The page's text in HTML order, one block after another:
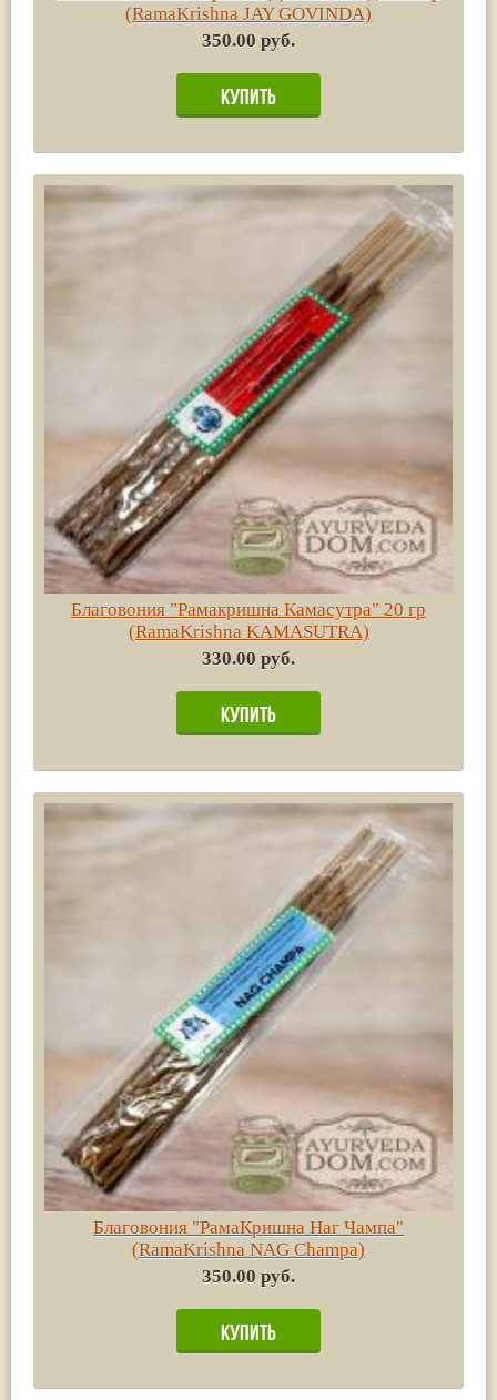
(RamaKrishna JAY GOVINDA)
350.00 руб.
Благовония "Рамакришна Камасутра" 20 гр
(RamaKrishna KAMASUTRA)
330.00 руб.
Благовония "РамаКришна Наг Чампа"
(RamaKrishna NAG Champa)
350.00 руб.